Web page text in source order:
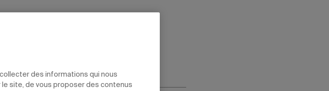
des informations qui nous
site, de vous proposer des contenus